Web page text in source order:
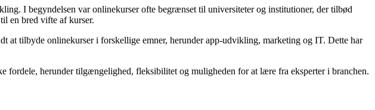
I begyndelsen var onlinekurser ofte begrænset til universiteter og institutioner, der tilbød
en bred vifte af kurser.
at tilbyde onlinekurser i forskellige emner, herunder app-udvikling, marketing og IT. Dette har
fordele, herunder tilgængelighed, fleksibilitet og muligheden for at lære fra eksperter i branchen.